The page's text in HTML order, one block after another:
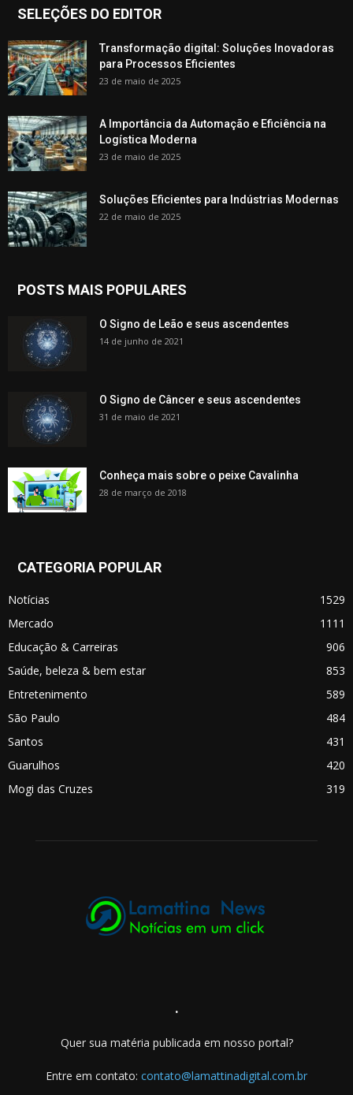
SELEÇÕES DO EDITOR
Transformação digital: Soluções Inovadoras
para Processos Eficientes
23 de maio de 2025
A Importância da Automação e Eficiência na
Logística Moderna
23 de maio de 2025
Soluções Eficientes para Indústrias Modernas
22 de maio de 2025
POSTS MAIS POPULARES
O Signo de Leão e seus ascendentes
14 de junho de 2021
O Signo de Câncer e seus ascendentes
31 de maio de 2021
Conheça mais sobre o peixe Cavalinha
28 de março de 2018
CATEGORIA POPULAR
Notícias
1529
Mercado
1111
Educação & Carreiras
906
Saúde, beleza & bem estar
853
Entretenimento
589
São Paulo
484
Santos
431
Guarulhos
420
Mogi das Cruzes
319
.
Quer sua matéria publicada em nosso portal?
Entre em contato: contato@lamattinadigital.com.br